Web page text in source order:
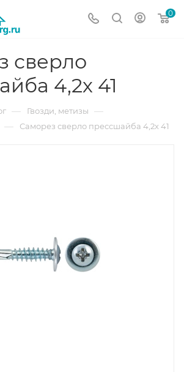
0
сверло
4,2х 41
— Гвозди, метизы —
— Саморез сверло прессшайба 4,2х 41